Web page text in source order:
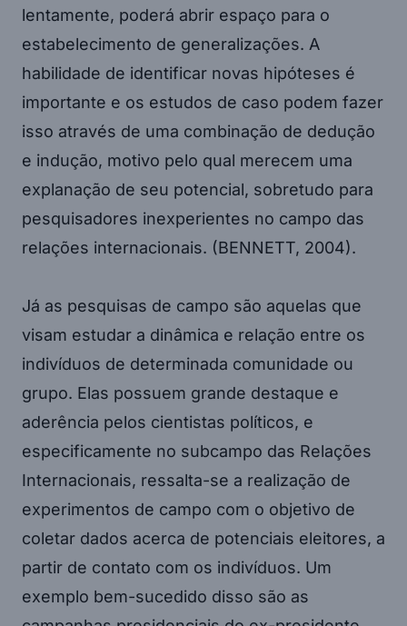
lentamente, poderá abrir espaço para o
estabelecimento de generalizações. A
habilidade de identificar novas hipóteses é
importante e os estudos de caso podem fazer
isso através de uma combinação de dedução
e indução, motivo pelo qual merecem uma
explanação de seu potencial, sobretudo para
pesquisadores inexperientes no campo das
relações internacionais. (BENNETT, 2004).
Já as pesquisas de campo são aquelas que
visam estudar a dinâmica e relação entre os
indivíduos de determinada comunidade ou
grupo. Elas possuem grande destaque e
aderência pelos cientistas políticos, e
especificamente no subcampo das Relações
Internacionais, ressalta-se a realização de
experimentos de campo com o objetivo de
coletar dados acerca de potenciais eleitores, a
partir de contato com os indivíduos. Um
exemplo bem-sucedido disso são as